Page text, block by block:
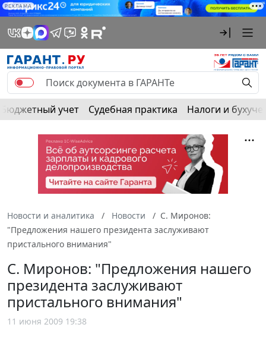
РЕКЛАМА
Бюджетный учет Судебная практика Налоги и
Новости и аналитика Новости
С. Миронов:
"Предложения нашего президента заслуживают
пристального внимания"
С. Миронов: "Предложения нашего
президента заслуживают
пристального внимания"
11 июня 2009 19:38